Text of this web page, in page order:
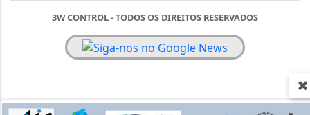
3W CONTROL - TODOS OS DIREITOS RESERVADOS
Termos & Políticas
Esse site utiliza cookies para melhorar sua
SAIBA MAIS,CLICANDO AQUI